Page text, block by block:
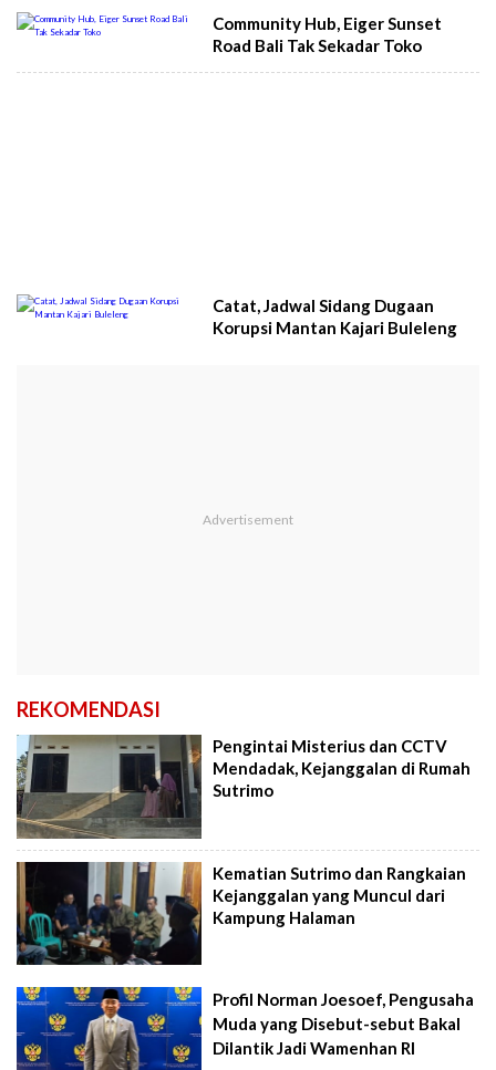
Community Hub, Eiger Sunset
Road Bali Tak Sekadar Toko
Catat, Jadwal Sidang Dugaan
Korupsi Mantan Kajari Buleleng
REKOMENDASI
Pengintai Misterius dan CCTV
Mendadak, Kejanggalan di Rumah
Sutrimo
Kematian Sutrimo dan Rangkaian
Kejanggalan yang Muncul dari
Kampung Halaman
Profil Norman Joesoef, Pengusaha
Muda yang Disebut-sebut Bakal
Dilantik Jadi Wamenhan RI